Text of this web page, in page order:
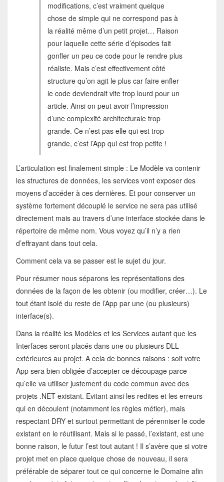
modifications, c’est vraiment quelque
chose de simple qui ne correspond pas à
la réalité même d’un petit projet… Raison
pour laquelle cette série d’épisodes fait
gonfler un peu ce code pour le rendre plus
réaliste. Mais c’est effectivement côté
structure qu’on agit le plus car faire enfler
le code deviendrait vite trop lourd pour un
article. Ainsi on peut avoir l’impression
d’une complexité architecturale trop
grande. Ce n’est pas elle qui est trop
grande, c’est l’App qui est trop petite !
L’articulation est finalement simple : Le Modèle va contenir
les structures de données, les services vont exposer des
moyens d’accéder à ces dernières. Et pour conserver un
système fortement découplé le service ne sera pas utilisé
directement mais au travers d’une interface stockée dans le
répertoire de même nom. Vous voyez qu’il n’y a rien
d’effrayant dans tout cela.
Comment cela va se passer est le sujet du jour.
Pour résumer nous séparons les représentations des
données de la façon de les obtenir (ou modifier, créer…). Le
tout étant isolé du reste de l’App par une (ou plusieurs)
interface(s).
Dans la réalité les Modèles et les Services autant que les
Interfaces seront placés dans une ou plusieurs DLL
extérieures au projet. A cela de bonnes raisons : soit votre
App sera bien obligée d’accepter ce découpage parce
qu’elle va utiliser justement du code commun avec des
projets .NET existant. Evitant ainsi les redites et les erreurs
qui en découlent (notamment les règles métier), mais
respectant DRY et surtout permettant de pérenniser le code
existant en le réutilisant. Mais si le passé, l’existant, est une
bonne raison, le futur l’est tout autant ! Il s’avère que si votre
projet met en place quelque chose de nouveau, il sera
préférable de séparer tout ce qui concerne le Domaine afin